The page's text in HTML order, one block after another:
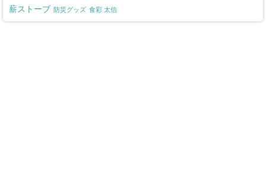
薪ストーブ 防災グッズ 食彩 太信